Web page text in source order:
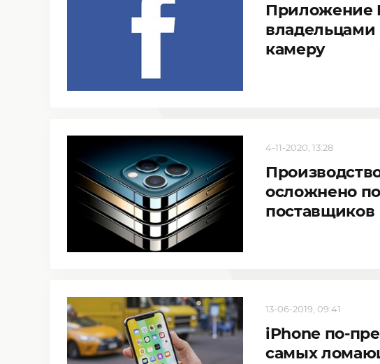
Приложение
владельцами
камеру
4-11-2020, 13:28
осложнено
поставщиков
13-06-2019, 09:41
iPhone по-
самых